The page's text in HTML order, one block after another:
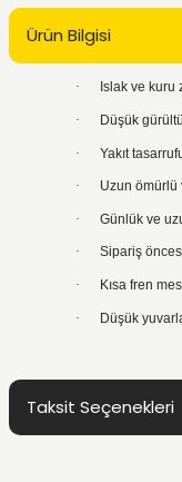
Ürün Bilgisi
· Islak ve kuru
· Düşük
· Yakıt
· Uzun ömürlü
· Günlük ve
· Sipariş
· Kısa fren
· Düşük
Taksit Seçenekleri